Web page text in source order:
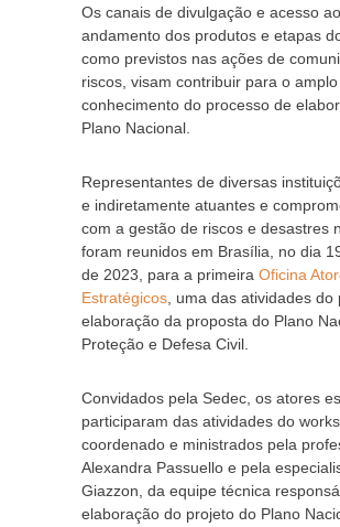
Os canais de divulgação e acesso ao
andamento dos produtos e etapas
como previstos nas ações de
riscos, visam contribuir para o amplo
conhecimento do processo de
Plano Nacional.
Representantes de diversas
e indiretamente atuantes e
com a gestão de riscos e desastres
foram reunidos em Brasília, no dia
de 2023, para a primeira Oficina
Estratégicos, uma das atividades do
elaboração da proposta do Plano
Proteção e Defesa Civil.
Convidados pela Sedec, os atores
participaram das atividades do
coordenado e ministrados pela
Alexandra Passuello e pela
Giazzon, da equipe técnica
elaboração do projeto do Plano